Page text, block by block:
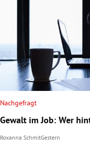
Nachgefragt
Gewalt im Job: Wer
Roxanna SchmitGestern